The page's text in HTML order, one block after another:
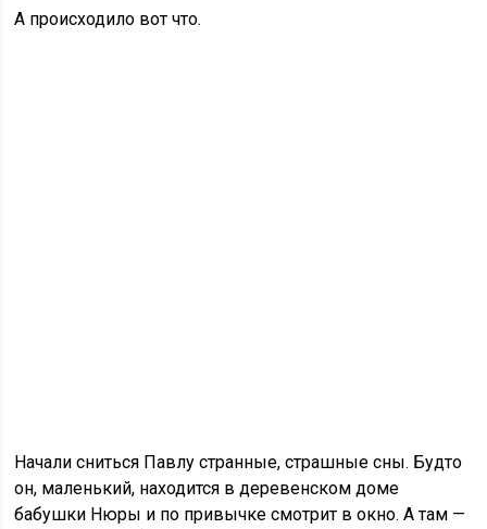
А происходило вот что.
Начали сниться Павлу странные, страшные сны. Будто
он, маленький, находится в деревенском доме
бабушки Нюры и по привычке смотрит в окно. А там —